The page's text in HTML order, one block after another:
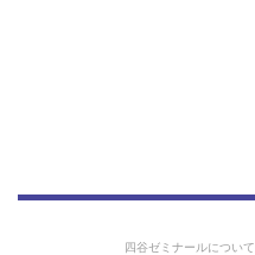
四谷ゼミナールについて